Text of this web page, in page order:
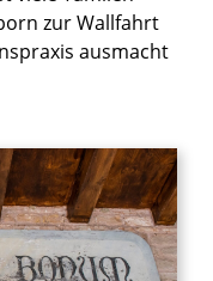
zur Wallfahrt
ausmacht